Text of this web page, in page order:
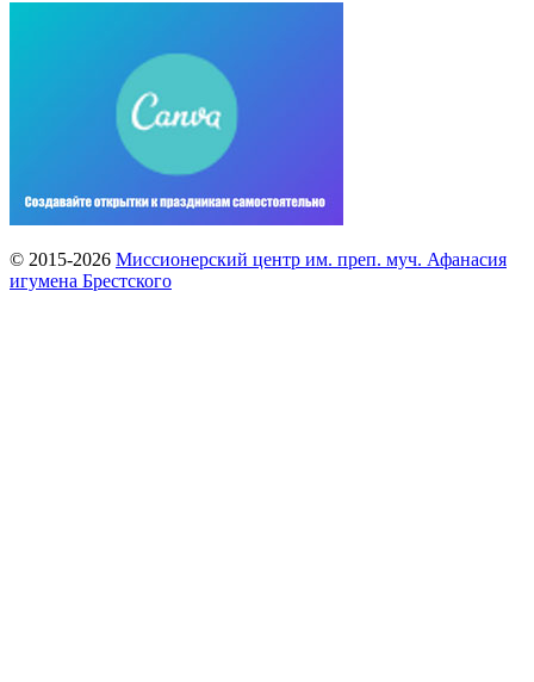
© 2015-2026 Миссионерский центр им. преп. муч. Афанасия
игумена Брестского